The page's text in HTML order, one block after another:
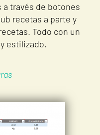
través de botones
recetas a parte y
Todo con un
estilizado.